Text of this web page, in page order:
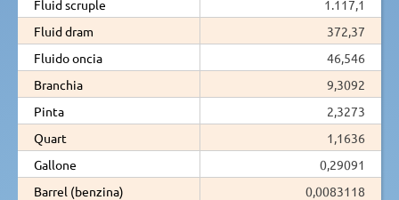
Fluid scruple
1.117,1
Fluid dram
372,37
Fluido oncia
46,546
Branchia
9,3092
Pinta
2,3273
Quart
1,1636
Gallone
0,29091
Barrel (benzina)
0,0083118